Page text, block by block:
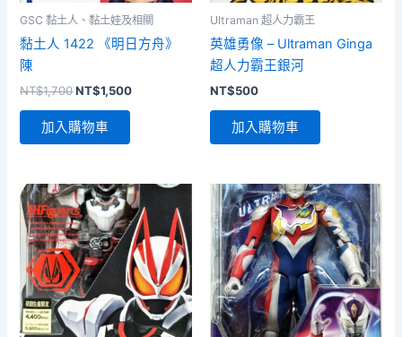
GSC 黏土人、黏土娃及相關
黏土人 1422 《明日方舟》
陳
NT$1,700原
價
格：
NT$1,500目
加入購物車
Ultraman 超人力霸王
英雄勇像 – Ultraman Ginga
超人力霸王銀河
NT$500
加入購物車